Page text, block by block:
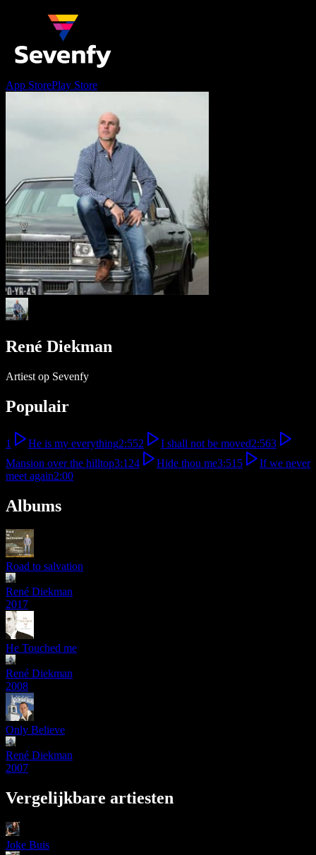
App StorePlay Store
René Diekman
Artiest op Sevenfy
Populair
1 He is my everything2:552 I shall not be moved2:563
Mansion over the hilltop3:124 Hide thou me3:51 5
If we never
meet again2:00
Albums
Road to salvation
René Diekman
2017
He Touched me
René Diekman
2008
Only Believe
René Diekman
2007
Vergelijkbare artiesten
Joke Buis